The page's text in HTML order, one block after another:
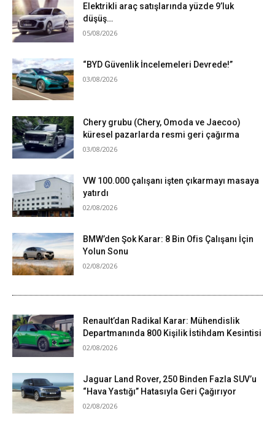
Elektrikli araç satışlarında yüzde 9’luk
düşüş…
05/08/2026
“BYD Güvenlik İncelemeleri Devrede!”
03/08/2026
Chery grubu (Chery, Omoda ve Jaecoo)
küresel pazarlarda resmi geri çağırma
03/08/2026
VW 100.000 çalışanı işten çıkarmayı masaya
yatırdı
02/08/2026
BMW’den Şok Karar: 8 Bin Ofis Çalışanı İçin
Yolun Sonu
02/08/2026
Renault’dan Radikal Karar: Mühendislik
Departmanında 800 Kişilik İstihdam Kesintisi
02/08/2026
Jaguar Land Rover, 250 Binden Fazla SUV’u
“Hava Yastığı” Hatasıyla Geri Çağırıyor
02/08/2026